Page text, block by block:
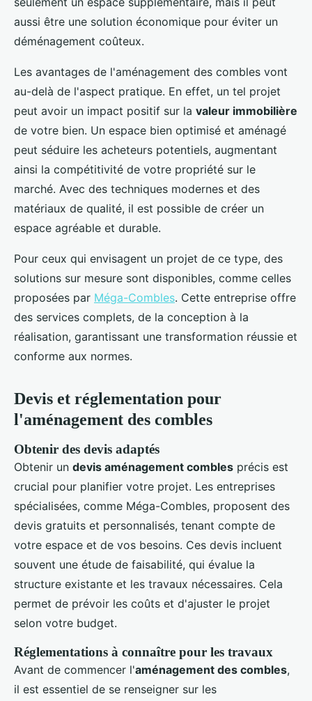
aussi être une solution économique pour éviter un
déménagement coûteux.
Les avantages de l'aménagement des combles vont
au-delà de l'aspect pratique. En effet, un tel projet
peut avoir un impact positif sur la valeur immobilière
de votre bien. Un espace bien optimisé et aménagé
peut séduire les acheteurs potentiels, augmentant
ainsi la compétitivité de votre propriété sur le
marché. Avec des techniques modernes et des
matériaux de qualité, il est possible de créer un
espace agréable et durable.
Pour ceux qui envisagent un projet de ce type, des
solutions sur mesure sont disponibles, comme celles
proposées par Méga-Combles. Cette entreprise offre
des services complets, de la conception à la
réalisation, garantissant une transformation réussie et
conforme aux normes.
Devis et réglementation pour
l'aménagement des combles
Obtenir des devis adaptés
Obtenir un devis aménagement combles précis est
crucial pour planifier votre projet. Les entreprises
spécialisées, comme Méga-Combles, proposent des
devis gratuits et personnalisés, tenant compte de
votre espace et de vos besoins. Ces devis incluent
souvent une étude de faisabilité, qui évalue la
structure existante et les travaux nécessaires. Cela
permet de prévoir les coûts et d'ajuster le projet
selon votre budget.
Réglementations à connaître pour les travaux
Avant de commencer l'aménagement des combles,
il est essentiel de se renseigner sur les